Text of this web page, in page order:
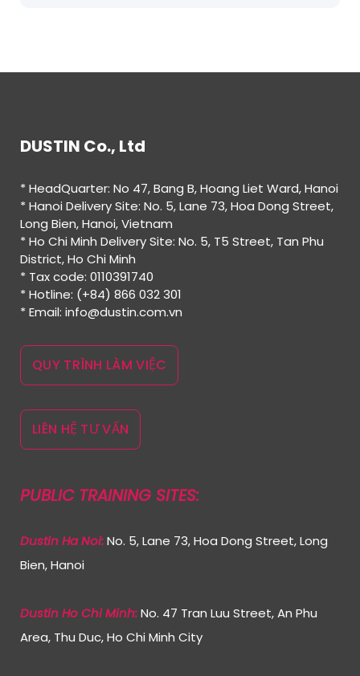
DUSTIN Co., Ltd
* HeadQuarter: No 47, Bang B, Hoang Liet Ward, Hanoi
* Hanoi Delivery Site: No. 5, Lane 73, Hoa Dong Street,
Long Bien, Hanoi, Vietnam
* Ho Chi Minh Delivery Site: No. 5, T5 Street, Tan Phu
District, Ho Chi Minh
* Tax code: 0110391740
* Hotline: (+84) 866 032 301
* Email: info@dustin.com.vn
QUY TRÌNH LÀM VIỆC
LIÊN HỆ TƯ VẤN
PUBLIC TRAINING SITES:
Dustin Ha Noi:No. 5, Lane 73, Hoa Dong Street, Long
Bien, Hanoi
Dustin Ho Chi Minh:No. 47 Tran Luu Street, An Phu
Area, Thu Duc, Ho Chi Minh City